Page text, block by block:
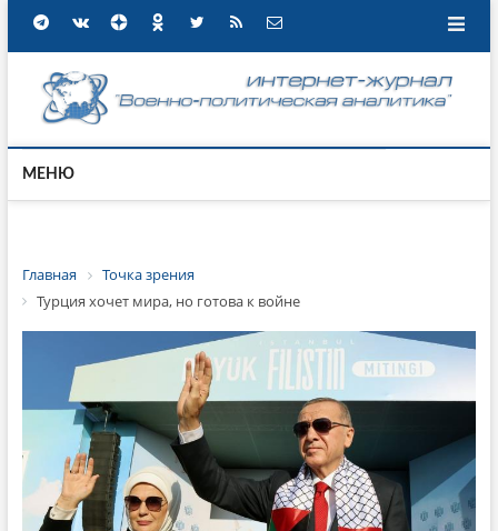
МЕНЮ
Главная
Точка зрения
Турция хочет мира, но готова к войне